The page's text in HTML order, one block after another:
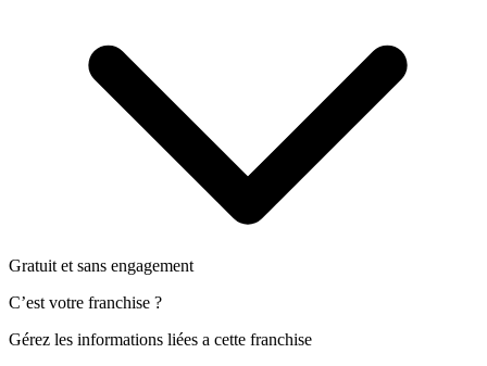
Gratuit et sans engagement
C’est votre franchise ?
Gérez les informations liées a cette franchise